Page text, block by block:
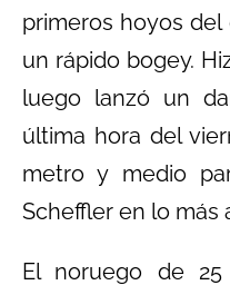
primeros hoyos
un rápido bogey.
luego lanzó un
última hora del
metro y medio
Scheffler en lo más
El noruego de